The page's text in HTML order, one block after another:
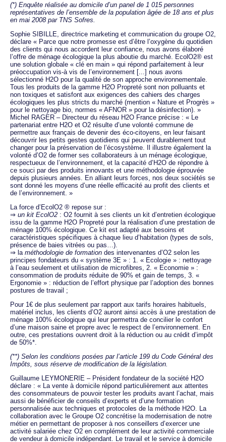
(*) Enquête réalisée au domicile d’un panel de 1 015 personnes
représentatives de l’ensemble de la population âgée de 18 ans et plus
en mai 2008 par TNS Sofres.
Sophie SIBILLE, directrice marketing et communication du groupe O2,
déclare « Parce que notre promesse est d’être l’oxygène du quotidien
des clients qui nous accordent leur confiance, nous avons élaboré
l’offre de ménage écologique la plus aboutie du marché. EcolO2® est
une solution globale « clé en main » qui répond parfaitement à leur
préoccupation vis-à vis de l’environnement [...] nous avons
sélectionné H2O pour la qualité de son approche environnementale.
Tous les produits de la gamme H2O Propreté sont non polluants et
non toxiques et satisfont aux exigences des cahiers des charges
écologiques les plus stricts du marché (mention « Nature et Progrès »
pour le nettoyage bio, normes « AFNOR » pour la désinfection). »
Michel RAGER – Directeur du réseau H2O France précise : « Le
partenariat entre H2O et O2 résulte d’une volonté commune de
permettre aux français de devenir des éco-citoyens, en leur faisant
découvrir les petits gestes quotidiens qui peuvent durablement tout
changer pour la préservation de l’écosystème. Il illustre également la
volonté d’O2 de former ses collaborateurs à un ménage écologique,
respectueux de l’environnement, et la capacité d’H2O de répondre à
ce souci par des produits innovants et une méthodologie éprouvée
depuis plusieurs années. En alliant leurs forces, nos deux sociétés se
sont donné les moyens d’une réelle efficacité au profit des clients et
de l’environnement. »
La force d’EcolO2 ® repose sur :
⇒ un kit EcolO2 : O2 fournit à ses clients un kit d’entretien écologique
issu de la gamme H2O Propreté pour la réalisation d’une prestation de
ménage 100% écologique. Ce kit est adapté aux besoins et
caractéristiques spécifiques à chaque lieu d’habitation (types de sols,
présence de baies vitrées ou pas…).
⇒ la méthodologie de formation des intervenantes d’O2 selon les
principes fondateurs du « système 3E » : 1. « Ecologie » : nettoyage
à l’eau seulement et utilisation de microfibres, 2. « Economie » :
consommation de produits réduite de 90% et gain de temps, 3. «
Ergonomie » : réduction de l’effort physique par l’adoption des bonnes
postures de travail ;
Pour 1€ de plus seulement par rapport aux tarifs horaires habituels,
matériel inclus, les clients d’O2 auront ainsi accès à une prestation de
ménage 100% écologique qui leur permettra de concilier le confort
d’une maison saine et propre avec le respect de l’environnement. En
outre, ces prestations ouvrent droit à la réduction ou au crédit d’impôt
de 50%*.
(**) Selon les conditions posées par l’article 199 du Code Général des
Impôts, sous réserve de modification de la législation.
Guillaume LEYMONERIE – Président fondateur de la société H2O
déclare : « La vente à domicile répond particulièrement aux attentes
des consommateurs de pouvoir tester les produits avant l’achat, mais
aussi de bénéficier de conseils d’experts et d’une formation
personnalisée aux techniques et protocoles de la méthode H2O. La
collaboration avec le Groupe O2 concrétise la modernisation de notre
métier en permettant de proposer à nos conseillers d’exercer une
activité salariée chez O2 en complément de leur activité commerciale
de vendeur à domicile indépendant. Le travail et le service à domicile